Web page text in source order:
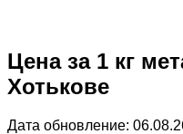
Цена за 1 кг
Хотькове
Дата обновление: